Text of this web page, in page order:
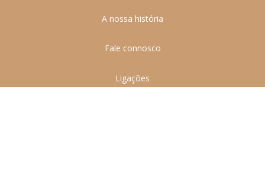
A nossa história
Fale connosco
Ligações